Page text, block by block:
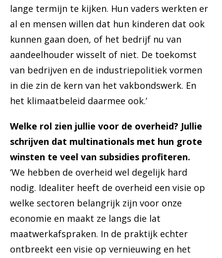
lange termijn te kijken. Hun vaders werkten er
al en mensen willen dat hun kinderen dat ook
kunnen gaan doen, of het bedrijf nu van
aandeelhouder wisselt of niet. De toekomst
van bedrijven en de industriepolitiek vormen
in die zin de kern van het vakbondswerk. En
het klimaatbeleid daarmee ook.’
Welke rol zien jullie voor de overheid? Jullie
schrijven dat multinationals met hun grote
winsten te veel van subsidies profiteren.
‘We hebben de overheid wel degelijk hard
nodig. Idealiter heeft de overheid een visie op
welke sectoren belangrijk zijn voor onze
economie en maakt ze langs die lat
maatwerkafspraken. In de praktijk echter
ontbreekt een visie op vernieuwing en het